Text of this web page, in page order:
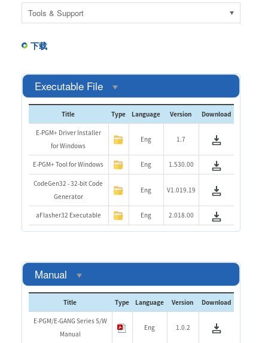
Tools & Support
下载
Executable File
Title Type Language Version Download
E-PGM+ Driver Installer
for Windows
Eng 1.7
E-PGM+ Tool for Windows Eng 1.530.00
CodeGen32 - 32-bit Code
Generator
Eng V1.019.19
aFlasher32 Executable Eng 2.018.00
Manual
Title Type Language Version Download
E-PGM/E-GANG Series S/W
Manual
Eng 1.0.2